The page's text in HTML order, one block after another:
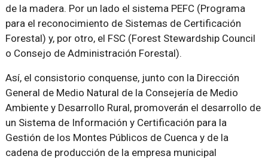
de la madera. Por un lado el sistema PEFC (Programa
para el reconocimiento de Sistemas de Certificación
Forestal) y, por otro, el FSC (Forest Stewardship Council
o Consejo de Administración Forestal).
Así, el consistorio conquense, junto con la Dirección
General de Medio Natural de la Consejería de Medio
Ambiente y Desarrollo Rural, promoverán el desarrollo de
un Sistema de Información y Certificación para la
Gestión de los Montes Públicos de Cuenca y de la
cadena de producción de la empresa municipal